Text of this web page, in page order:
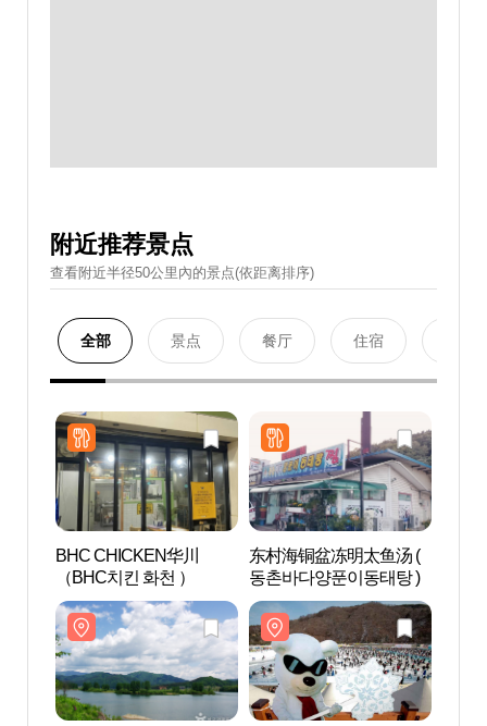
附近推荐景点
查看附近半径50公里內的景点(依距离排序)
全部 景点 餐厅 住宿
BHC CHICKEN华川
（BHC치킨 화천 ）
东村海铜盆冻明太鱼汤 (
동촌바다양푼이동태탕 )